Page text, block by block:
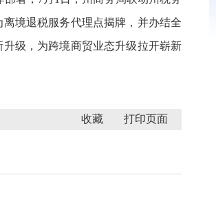
境退税服务代理点揭牌，并办结全
级，为跨境商贸业态升级拉开崭新
收藏